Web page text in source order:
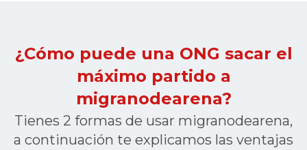
¿Cómo puede una ONG sacar el
máximo partido a
migranodearena?
Tienes 2 formas de usar migranodearena,
a continuación te explicamos las ventajas